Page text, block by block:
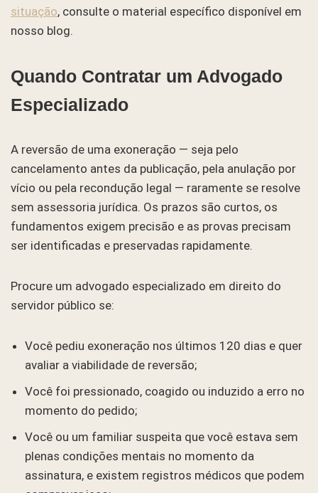
situação, consulte o material específico disponível em
nosso blog.
Quando Contratar um Advogado
Especializado
A reversão de uma exoneração — seja pelo
cancelamento antes da publicação, pela anulação por
vício ou pela recondução legal — raramente se resolve
sem assessoria jurídica. Os prazos são curtos, os
fundamentos exigem precisão e as provas precisam
ser identificadas e preservadas rapidamente.
Procure um advogado especializado em direito do
servidor público se:
Você pediu exoneração nos últimos 120 dias e quer
avaliar a viabilidade de reversão;
Você foi pressionado, coagido ou induzido a erro no
momento do pedido;
Você ou um familiar suspeita que você estava sem
plenas condições mentais no momento da
assinatura, e existem registros médicos que podem